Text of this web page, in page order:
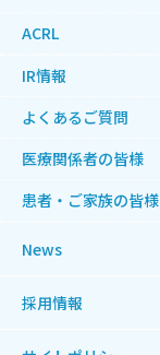
ACRL
IR情報
よくあるご質問
医療関係者の皆様
患者・ご家族の皆様
News
採用情報